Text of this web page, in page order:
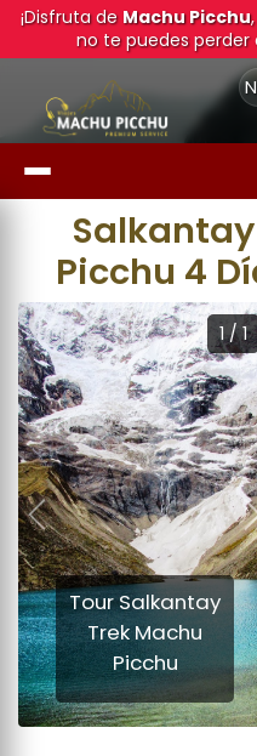
¡Disfruta deMachu Picchu
no te puedes
Picchu 4
Tour Salkantay
Trek Machu
Picchu
1/1
Anterior